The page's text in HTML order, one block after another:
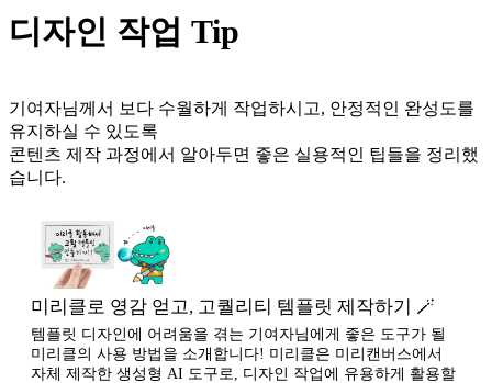
디자인 작업 Tip
기여자님께서 보다 수월하게 작업하시고, 안정적인 완성도를
유지하실 수 있도록
콘텐츠 제작 과정에서 알아두면 좋은 실용적인 팁들을 정리했
습니다.
미리클로 영감 얻고, 고퀄리티 템플릿 제작하기 🪄
템플릿 디자인에 어려움을 겪는 기여자님에게 좋은 도구가 될
미리클의 사용 방법을 소개합니다! 미리클은 미리캔버스에서
자체 제작한 생성형 AI 도구로, 디자인 작업에 유용하게 활용할